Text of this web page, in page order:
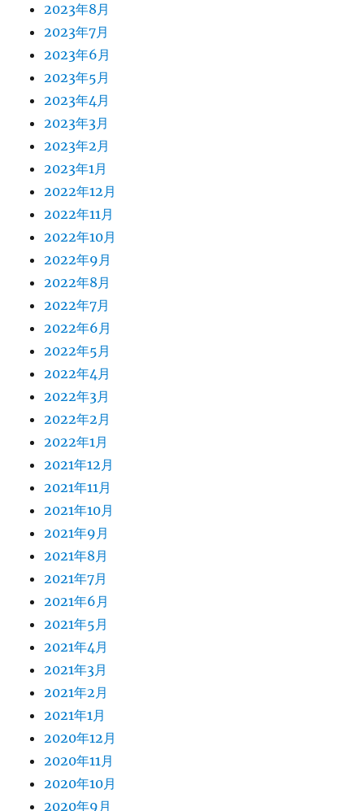
2023年8月
2023年7月
2023年6月
2023年5月
2023年4月
2023年3月
2023年2月
2023年1月
2022年12月
2022年11月
2022年10月
2022年9月
2022年8月
2022年7月
2022年6月
2022年5月
2022年4月
2022年3月
2022年2月
2022年1月
2021年12月
2021年11月
2021年10月
2021年9月
2021年8月
2021年7月
2021年6月
2021年5月
2021年4月
2021年3月
2021年2月
2021年1月
2020年12月
2020年11月
2020年10月
2020年9月